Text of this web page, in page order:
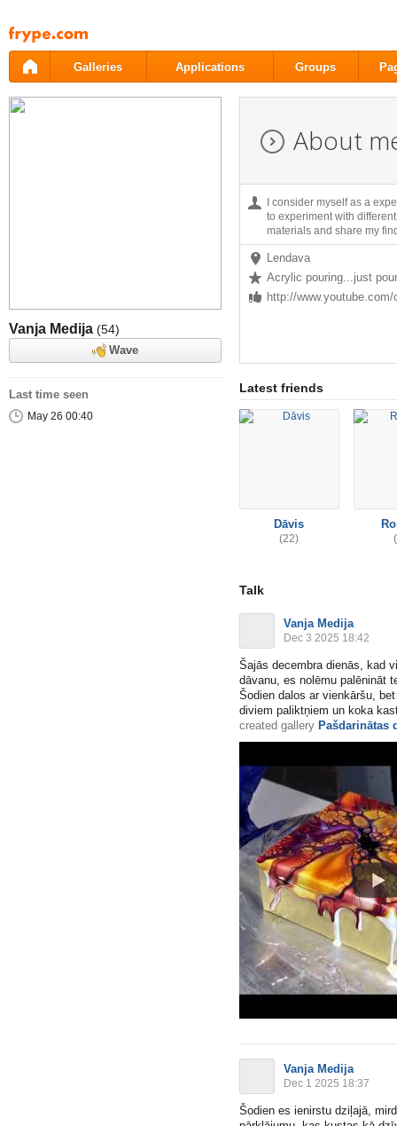
Pāriet
uz
saturu
Galleries Applications Groups
Vanja Medija (54)
Wave
Last time seen
May 26 00:40
About
I consider myself as a
to experiment with
materials and share my
Lendava
Acrylic pouring...just
http://
Latest friends
Dāvis
(22)
Talk
Vanja Medija
Dec 3 2025 18:42
Šajās decembra dienās, kad
dāvanu, es nolēmu
Šodien dalos ar vienkāršu,
diviem paliktņiem un koka
created gallery Pašdarinātas
Vanja Medija
Dec 1 2025 18:37
Šodien es ienirstu dziļajā,